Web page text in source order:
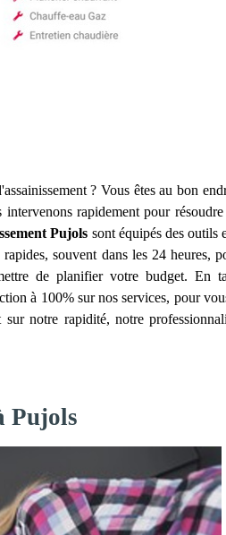
? Vous êtes au bon
rapidement pour
Pujols sont équipés des outils
souvent dans les 24 heures,
de planifier votre budget. En
à 100% sur nos services, pour
notre rapidité, notre
Pujols